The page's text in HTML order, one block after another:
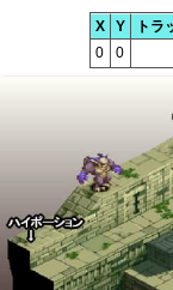
X Y トラ
0
0